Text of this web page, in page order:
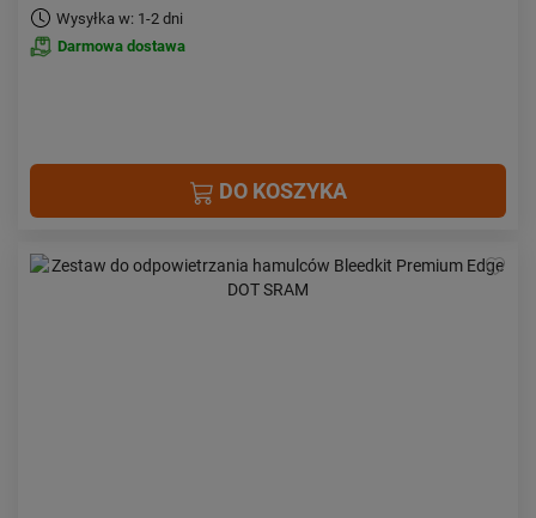
Wysyłka w: 1-2 dni
Darmowa dostawa
DO KOSZYKA